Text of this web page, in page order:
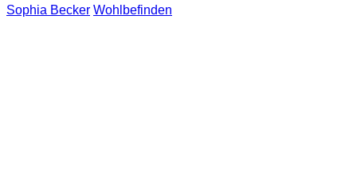
Sophia Becker Wohlbefinden